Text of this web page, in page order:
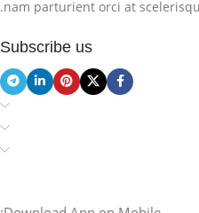
nam parturient orci at
Subscribe us